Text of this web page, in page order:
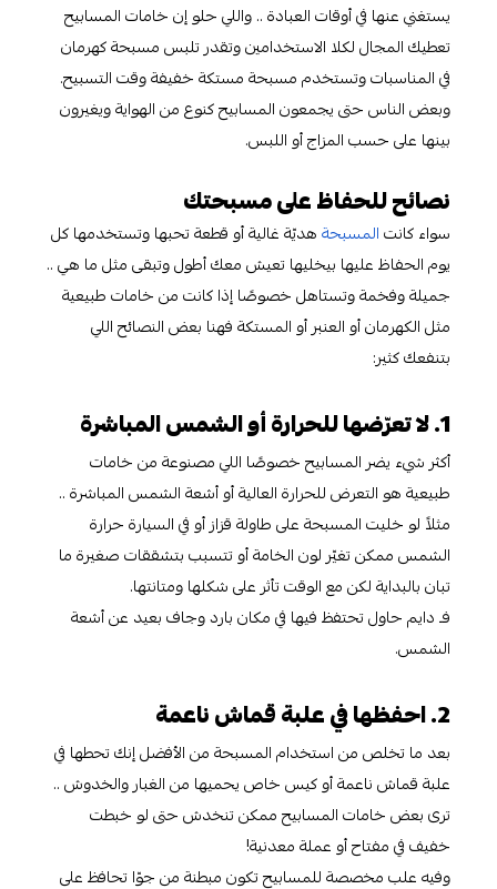
يستغني عنها في أوقات العبادة .. واللي حلو إن خامات المسابيح
تعطيك المجال لكلا الاستخدامين وتقدر تلبس مسبحة كهرمان
في المناسبات وتستخدم مسبحة مستكة خفيفة وقت التسبيح.
وبعض الناس حتى يجمعون المسابيح كنوع من الهواية ويغيرون
بينها على حسب المزاج أو اللبس.
نصائح للحفاظ على مسبحتك
سواء كانتالمسبحةهديّة غالية أو قطعة تحبها وتستخدمها كل
يوم الحفاظ عليها بيخليها تعيش معك أطول وتبقى مثل ما هي ..
جميلة وفخمة وتستاهل خصوصًا إذا كانت من خامات طبيعية
مثل الكهرمان أو العنبر أو المستكة فهنا بعض النصائح اللي
بتنفعك كثير:
أكثر شيء يضر المسابيح خصوصًا اللي مصنوعة من خامات
طبيعية هو التعرض للحرارة العالية أو أشعة الشمس المباشرة ..
مثلاً لو خليت المسبحة على طاولة قزاز أو في السيارة حرارة
الشمس ممكن تغيّر لون الخامة أو تتسبب بتشققات صغيرة ما
تبان بالبداية لكن مع الوقت تأثر على شكلها ومتانتها.
فـ دايم حاول تحتفظ فيها في مكان بارد وجاف بعيد عن أشعة
الشمس.
بعد ما تخلص من استخدام المسبحة من الأفضل إنك تحطها في
علبة قماش ناعمة أو كيس خاص يحميها من الغبار والخدوش ..
ترى بعض خامات المسابيح ممكن تنخدش حتى لو خبطت
خفيف في مفتاح أو عملة معدنية!
وفيه علب مخصصة للمسابيح تكون مبطنة من جوّا تحافظ على